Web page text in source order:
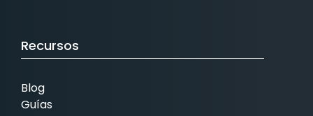
Recursos
Blog
Guías